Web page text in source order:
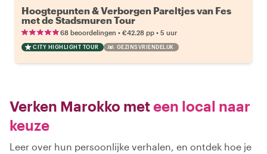
Hoogtepunten & Verborgen Pareltjes van Fes
met de Stadsmuren Tour
68 beoordelingen • €42.28 pp • 5 uur
CITY HIGHLIGHT TOUR GEZINSVRIENDELIJK
Verken Marokko meteen local naar
keuze
Leer over hun persoonlijke verhalen, en ontdek hoe je